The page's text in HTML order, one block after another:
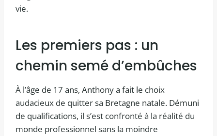
vie.
Les premiers pas : un
chemin semé d’embûches
À l’âge de 17 ans, Anthony a fait le choix
audacieux de quitter sa Bretagne natale. Démuni
de qualifications, il s’est confronté à la réalité du
monde professionnel sans la moindre